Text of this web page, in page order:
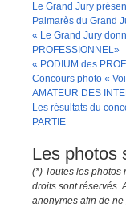
Le Grand Jury
Palmarès du Grand
« Le Grand Jury
PROFESSIONNEL»
« PODIUM des
Concours photo «
AMATEUR DES
Les résultats du
PARTIE
Les photos
(*) Toutes les photos
droits sont réservés.
anonymes afin de